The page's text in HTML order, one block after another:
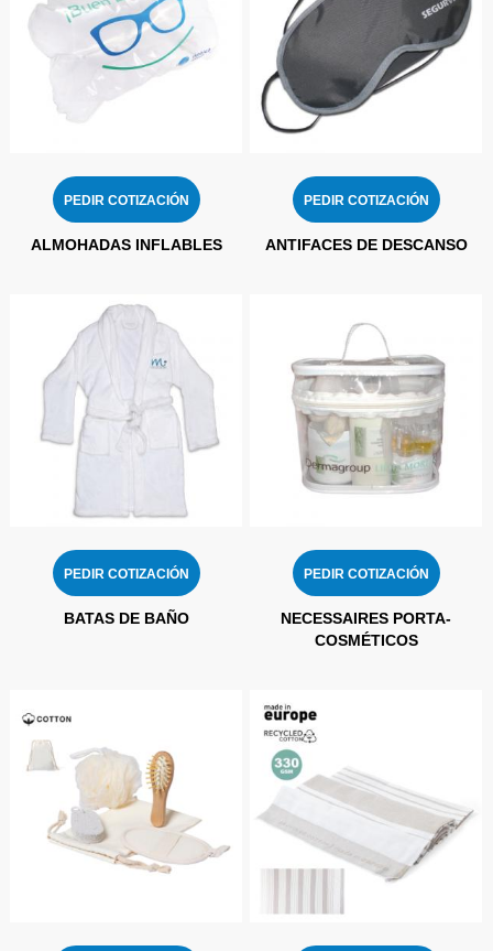
PEDIR COTIZACIÓN
ALMOHADAS INFLABLES
PEDIR COTIZACIÓN
ANTIFACES DE DESCANSO
PEDIR COTIZACIÓN
BATAS DE BAÑO
PEDIR COTIZACIÓN
NECESSAIRES PORTA-
COSMÉTICOS